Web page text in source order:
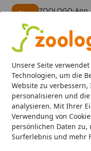
Unsere Seite
Technologien, um die
Website zu
personalisieren und
analysieren. Mit Ihrer
Verwendung von
persönlichen Daten
Surferlebnis und mehr
ZOOLOGO-App
Alle Produkte
Mein Konto
Suchen